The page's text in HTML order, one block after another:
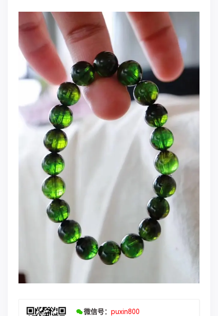
微信号： puxin800